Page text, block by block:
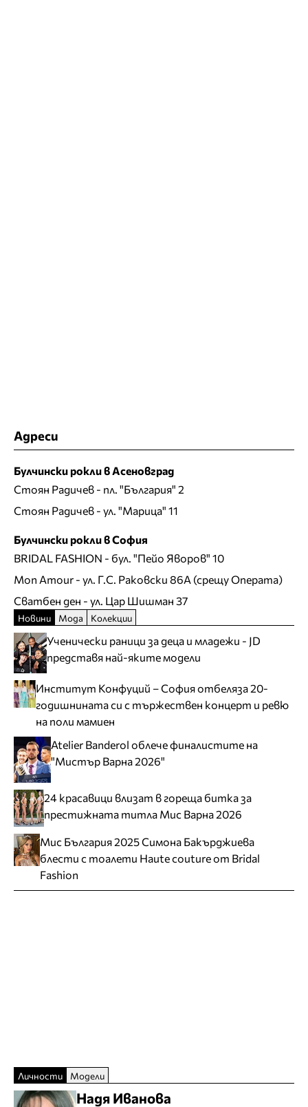
Адреси
Булчински рокли в Асеновград
Стоян Радичев - пл. "България" 2
Стоян Радичев - ул. "Марица" 11
Булчински рокли в София
BRIDAL FASHION - бул. "Пейо Яворов" 10
Mon Amour - ул. Г.С. Раковски 86А (срещу Операта)
Сватбен ден - ул. Цар Шишман 37
Новини Мода Колекции
Ученически раници за деца и младежи - JD
представя най-яките модели
Институт Конфуций – София отбеляза 20-
годишнината си с тържествен концерт и ревю
на поли мамиен
Atelier Banderol облече финалистите на
"Мистър Варна 2026"
24 красавици влизат в гореща битка за
престижната титла Мис Варна 2026
Мис България 2025 Симона Бакърджиева
блести с тоалети Haute couture от Bridal
Fashion
Личности Модели
Надя Иванова